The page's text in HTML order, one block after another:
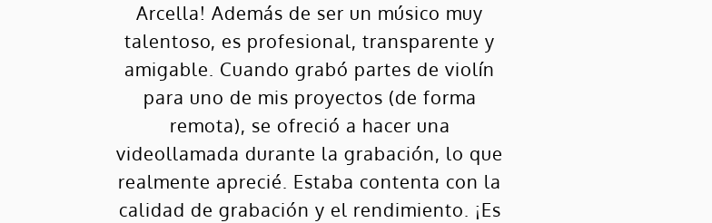
Arcella! Además de ser un músico muy
talentoso, es profesional, transparente y
amigable. Cuando grabó partes de violín
para uno de mis proyectos (de forma
remota), se ofreció a hacer una
videollamada durante la grabación, lo que
realmente aprecié. Estaba contenta con la
calidad de grabación y el rendimiento. ¡Es